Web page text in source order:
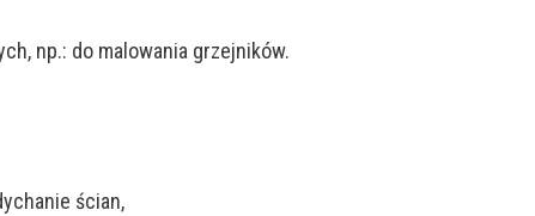
np.: do malowania grzejników.
ścian,